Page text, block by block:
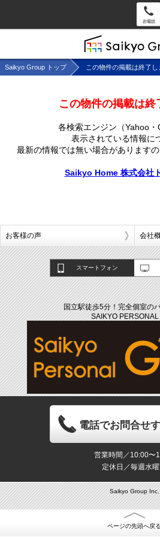
Saikyo Group トップ この物件の掲載は終了し
この物件の掲載は終
各検索エンジン（Yahoo
表示されている情報に
最新の情報では無い場合がありますの
Saikyo Home 株式会社
お客様の声 会社
スマートフォン
国立駅徒歩5分！完全個室の
SAIKYO
電話でお問合せ
営業時間／10:00〜
定休日／毎週水曜
Saikyo Group Inc.
ページの先頭へ戻る